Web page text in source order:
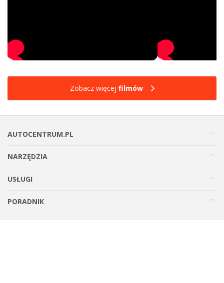
Zobacz więcej filmów
AUTOCENTRUM.PL
NARZĘDZIA
USŁUGI
PORADNIK